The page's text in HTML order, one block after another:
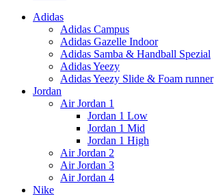
Adidas
Adidas Campus
Adidas Gazelle Indoor
Adidas Samba & Handball Spezial
Adidas Yeezy
Adidas Yeezy Slide & Foam runner
Jordan
Air Jordan 1
Jordan 1 Low
Jordan 1 Mid
Jordan 1 High
Air Jordan 2
Air Jordan 3
Air Jordan 4
Nike